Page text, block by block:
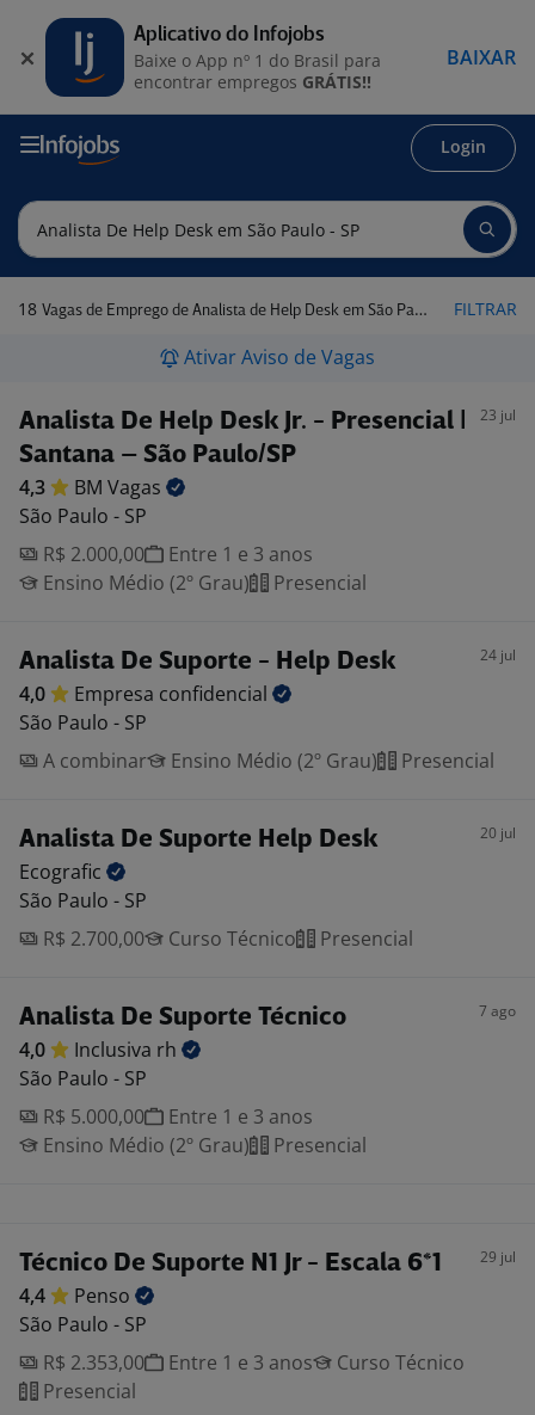
Login
18 Vagas de Emprego de Analista de Help Desk em São Paulo - SP FILTRAR
Ativar Aviso de Vagas
Analista De Help Desk Jr. - Presencial |
Santana – São Paulo/SP
23 jul
4,3 BM Vagas
São Paulo - SP
R$ 2.000,00
Entre 1 e 3 anos
Ensino Médio (2º Grau)
Presencial
Analista De Suporte - Help Desk 24 jul
4,0 Empresa confidencial
São Paulo - SP
A combinar
Ensino Médio (2º Grau) Presencial
Analista De Suporte Help Desk 20 jul
Ecografic
São Paulo - SP
R$ 2.700,00
Curso Técnico Presencial
Analista De Suporte Técnico 7 ago
4,0 Inclusiva rh
São Paulo - SP
R$ 5.000,00
Entre 1 e 3 anos
Ensino Médio (2º Grau)
Presencial
Técnico De Suporte N1 Jr - Escala 6*1 29 jul
4,4
Penso
São Paulo - SP
R$ 2.353,00
Entre 1 e 3 anos
Curso Técnico
Presencial
Aplicativo do Infojobs
Baixe o App nº 1 do Brasil para
encontrar empregos GRÁTIS!!
BAIXAR